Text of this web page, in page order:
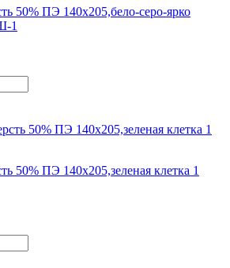
50% ПЭ 140х205,бело-серо-ярко
1
50% ПЭ 140х205,зеленая клетка 1